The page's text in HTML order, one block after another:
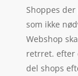
Shoppes
som ikke
Webshop
retrret. efter
del shops